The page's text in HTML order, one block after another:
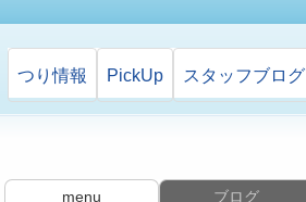
つり情報 PickUp スタッフブログ
menu ブログ